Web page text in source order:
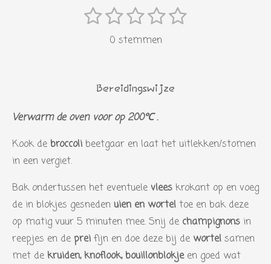
s
t
e
r
r
e
n
1 2
s
r
r
n
3
s
r
r
n
4
s
r
r
e
n
5
r
e
n
0 stemmen
Bereidingswijze
Verwarm de oven voor op 200℃ .
Kook de broccoli beetgaar en laat het uitlekken/stomen
in een vergiet.
Bak ondertussen het eventuele vlees krokant op en voeg
de in blokjes gesneden uien en wortel toe en bak deze
op matig vuur 5 minuten mee. Snij de champignons in
reepjes en de prei fijn en doe deze bij de wortel samen
met de kruiden, knoflook, bouillonblokjeen goed wat